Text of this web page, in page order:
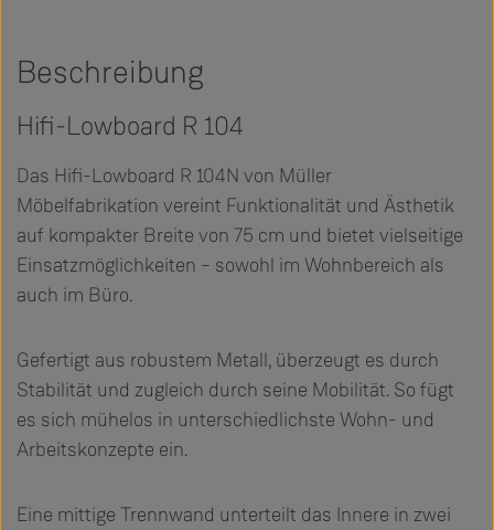
Beschreibung
Hifi-Lowboard R 104
Das Hifi-Lowboard R 104N von Müller
Möbelfabrikation vereint Funktionalität und Ästhetik
auf kompakter Breite von 75 cm und bietet vielseitige
Einsatzmöglichkeiten – sowohl im Wohnbereich als
auch im Büro.
Gefertigt aus robustem Metall, überzeugt es durch
Stabilität und zugleich durch seine Mobilität. So fügt
es sich mühelos in unterschiedlichste Wohn- und
Arbeitskonzepte ein.
Eine mittige Trennwand unterteilt das Innere in zwei